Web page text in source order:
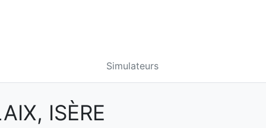
Simulateurs
ISÈRE